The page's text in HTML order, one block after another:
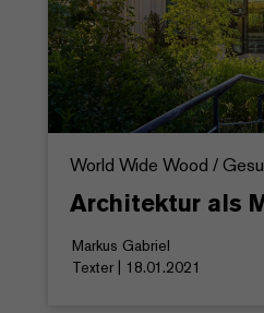
World Wide Wood /
Architektur als
Markus Gabriel
Texter | 18.01.2021